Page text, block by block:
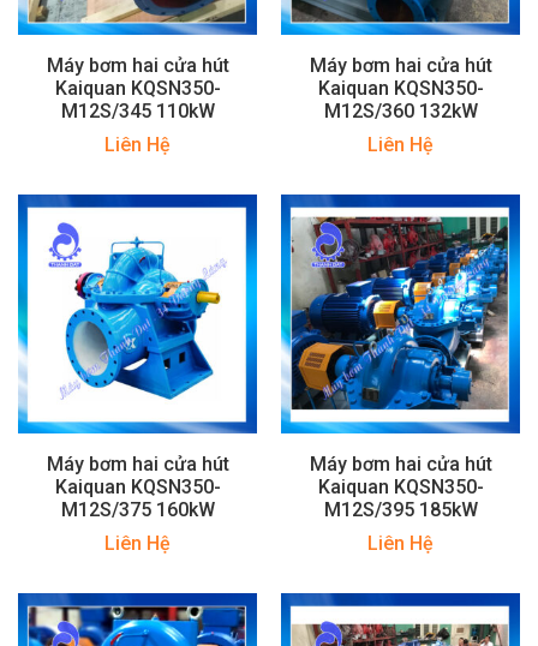
Máy bơm hai cửa hút
Kaiquan KQSN350-
M12S/345 110kW
Liên Hệ
Máy bơm hai cửa hút
Kaiquan KQSN350-
M12S/360 132kW
Liên Hệ
Máy bơm hai cửa hút
Kaiquan KQSN350-
M12S/375 160kW
Liên Hệ
Máy bơm hai cửa hút
Kaiquan KQSN350-
M12S/395 185kW
Liên Hệ